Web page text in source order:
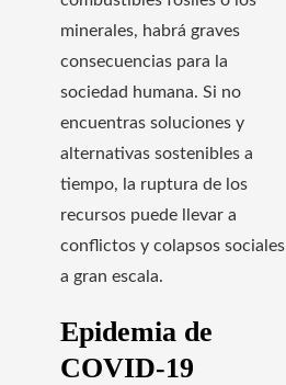
minerales, habrá graves
consecuencias para la
sociedad humana. Si no
encuentras soluciones y
alternativas sostenibles a
tiempo, la ruptura de los
recursos puede llevar a
conflictos y colapsos sociales
a gran escala.
Epidemia de
COVID-19